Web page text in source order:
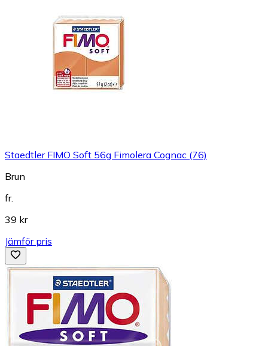
Staedtler FIMO Soft 56g Fimolera Cognac (76)
Brun
fr.
39 kr
Jämför pris